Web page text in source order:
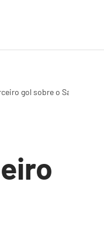
gol sobre o Santa Cruz